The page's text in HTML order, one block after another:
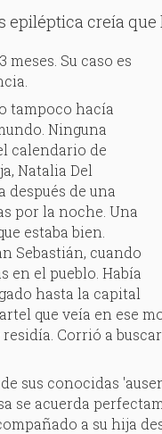
epiléptica creía que
Su caso es
tampoco hacía
Ninguna
calendario de
Natalia Del
después de una
por la noche. Una
estaba bien.
Sebastián, cuando
en el pueblo. Había
hasta la capital
que veía en ese
Corrió a
sus conocidas
se acuerda
a su hija